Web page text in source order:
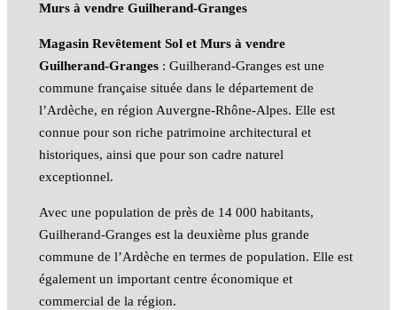
Murs à vendre Guilherand-Granges
Magasin Revêtement Sol et Murs à vendre
Guilherand-Granges: Guilherand-Granges est une
commune française située dans le département de
l’Ardèche, en région Auvergne-Rhône-Alpes. Elle est
connue pour son riche patrimoine architectural et
historiques, ainsi que pour son cadre naturel
exceptionnel.
Avec une population de près de 14 000 habitants,
Guilherand-Granges est la deuxième plus grande
commune de l’Ardèche en termes de population. Elle est
également un important centre économique et
commercial de la région.